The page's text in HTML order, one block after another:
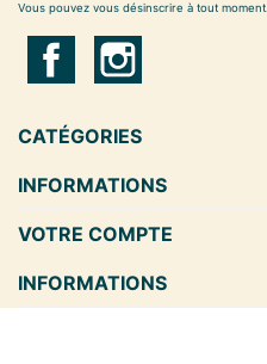
Vous pouvez vous désinscrire à tout moment.
CATÉGORIES
INFORMATIONS
VOTRE COMPTE
INFORMATIONS